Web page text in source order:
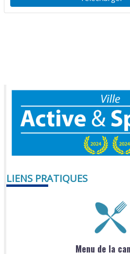
LIENS PRATIQUES
Menu de la